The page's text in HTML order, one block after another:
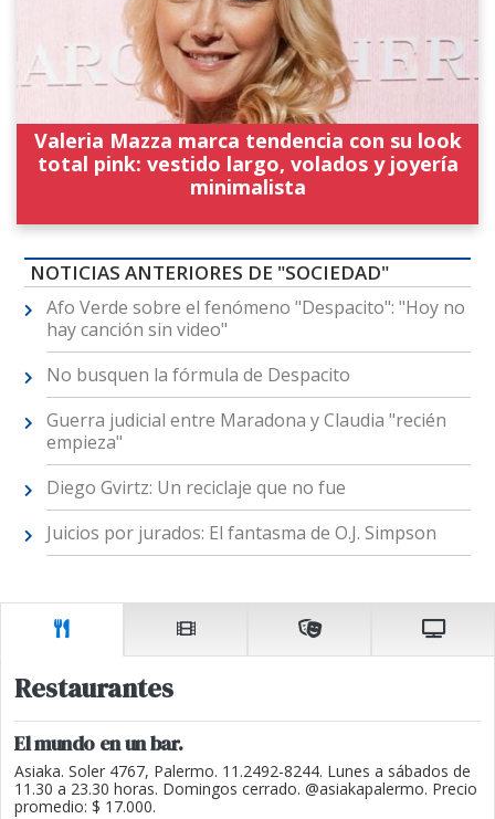
Valeria Mazza marca tendencia con su look
total pink: vestido largo, volados y joyería
minimalista
NOTICIAS ANTERIORES DE "SOCIEDAD"
Afo Verde sobre el fenómeno "Despacito": "Hoy no
hay canción sin video"
No busquen la fórmula de Despacito
Guerra judicial entre Maradona y Claudia "recién
empieza"
Diego Gvirtz: Un reciclaje que no fue
Juicios por jurados: El fantasma de O.J. Simpson
Restaurantes
El mundo en un bar.
Asiaka. Soler 4767, Palermo. 11.2492-8244. Lunes a sábados de
11.30 a 23.30 horas. Domingos cerrado. @asiakapalermo. Precio
promedio: $ 17.000.